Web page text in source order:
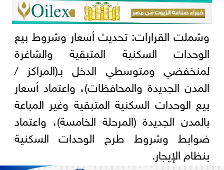
وشملت القرارات: تحديث أسعار وشروط بيع
الوحدات السكنية المتبقية والشاغرة
لمنخفضي ومتوسطي الدخل بـ(المراكز /
المدن الجديدة والمحافظات)، واعتماد أسعار
بيع الوحدات السكنية المتبقية وغير المباعة
بالمدن الجديدة (المرحلة الخامسة)، واعتماد
ضوابط وشروط طرح الوحدات السكنية
بنظام الإيجار.